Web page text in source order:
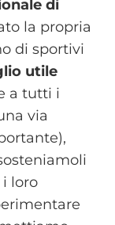
di
la propria
di sportivi
utile
a tutti i
via
loro